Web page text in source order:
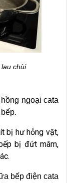
chùi
ngoại cata
bị hư hỏng vặt,
bị đứt mâm,
bếp điện cata